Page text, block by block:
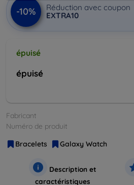
-10%
Réduction avec coupon
EXTRA10
épuisé
épuisé
Fabricant
Numéro de produit
Bracelets
Galaxy Watch
Description et
caractéristiques